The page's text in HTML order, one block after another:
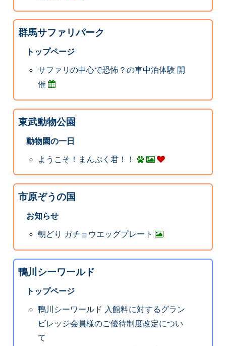
群馬サファリパーク
トップページ
サファリの中心で恐怖？の車中泊体験 開
催
東武動物公園
動物園の一日
ようこそ！まんぷく君！！
市原ぞうの国
お知らせ
朝どり ガチョウエッグプレート
鴨川シーワールド
トップページ
鴨川シーワールド 入館料に対するグラン
ビレッジ会員様のご優待制度改定につい
て